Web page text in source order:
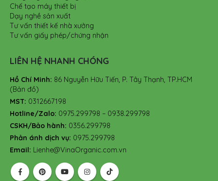
Chế tạo máy thiết bị
Dạy nghề sản xuất
Tư vấn thiết kế nhà xưởng
Tư vấn giấy phép/chứng nhận
LIÊN HỆ NHANH CHÓNG
Hồ Chí Minh: 86 Nguyễn Hữu Tiến, P. Tây Thạnh, TP.HCM
(Bản đồ)
MST: 0312667198
Hotline/Zalo: 0975.299798 – 0938.299798
CSKH/Bảo hành: 0356.299798
Phản ánh dịch vụ: 0975.299798
Email: Lienhe@VinaOrganic.com.vn